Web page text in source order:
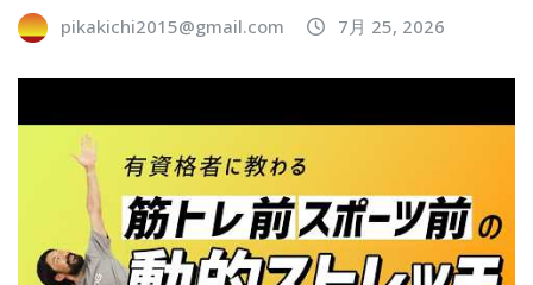
pikakichi2015@gmail.com 7月 25, 2026